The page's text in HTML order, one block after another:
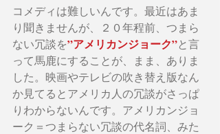
コメディは難しいんです。最近はあま
り聞きませんが、２０年程前、つまら
ない冗談を”アメリカンジョーク”と言
って馬鹿にすることが、まま、ありま
した。映画やテレビの吹き替え版なん
か見てるとアメリカ人の冗談がさっぱ
りわからないんです。アメリカンジョ
ーク＝つまらない冗談の代名詞、みた